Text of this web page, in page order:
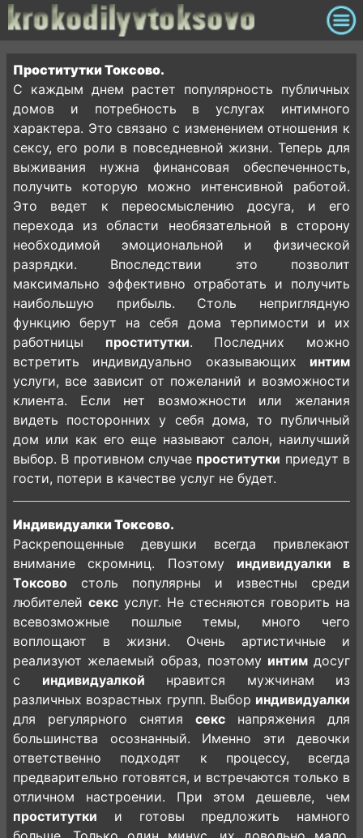
Проститутки Токсово.
С каждым днем растет популярность публичных
домов и потребность в услугах интимного
характера. Это связано с изменением отношения к
сексу, его роли в повседневной жизни. Теперь для
выживания нужна финансовая обеспеченность,
получить которую можно интенсивной работой.
Это ведет к переосмыслению досуга, и его
перехода из области необязательной в сторону
необходимой эмоциональной и физической
разрядки. Впоследствии это позволит
максимально эффективно отработать и получить
наибольшую прибыль. Столь неприглядную
функцию берут на себя дома терпимости и их
работницы проститутки. Последних можно
встретить индивидуально оказывающих интим
услуги, все зависит от пожеланий и возможности
клиента. Если нет возможности или желания
видеть посторонних у себя дома, то публичный
дом или как его еще называют салон, наилучший
выбор. В противном случае проститутки приедут в
гости, потери в качестве услуг не будет.
Индивидуалки Токсово.
Раскрепощенные девушки всегда привлекают
внимание скромниц. Поэтому индивидуалки в
Токсово столь популярны и известны среди
любителей секс услуг. Не стесняются говорить на
всевозможные пошлые темы, много чего
воплощают в жизни. Очень артистичные и
реализуют желаемый образ, поэтому интимдосуг
с индивидуалкой нравится мужчинам из
различных возрастных групп. Выбор индивидуалки
для регулярного снятия секс напряжения для
большинства осознанный. Именно эти девочки
ответственно подходят к процессу, всегда
предварительно готовятся, и встречаются только в
отличном настроении. При этом дешевле, чем
проститутки и готовы предложить намного